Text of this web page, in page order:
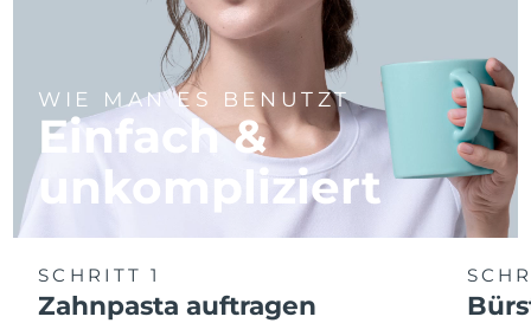
WIE MAN ES BENUTZT
Einfach &
unkompliziert
SCHRITT 1
Zahnpasta auftragen